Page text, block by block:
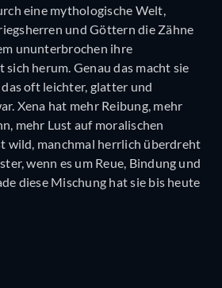
eine mythologische Welt,
und Göttern die Zähne
ununterbrochen ihre
sich herum. Genau das macht sie
das oft leichter, glatter und
Xena hat mehr Reibung, mehr
mehr Lust auf moralischen
wild, manchmal herrlich überdreht
wenn es um Reue, Bindung und
diese Mischung hat sie bis heute